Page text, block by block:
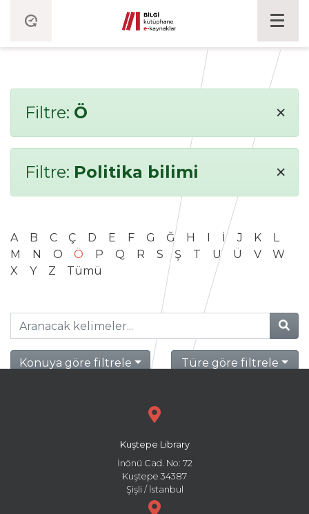
Filtre: Ö ×
Filtre: Politika bilimi ×
A B C Ç D E F G Ğ H I İ J K
L
M
N O Ö P Q R S Ş T U Ü V
W
X
Y Z Tümü
Konuya göre filtrele Türe göre filtrele
Kuştepe Library
İnönü Cad. No: 72
Kuştepe 34387
Şişli / İstanbul